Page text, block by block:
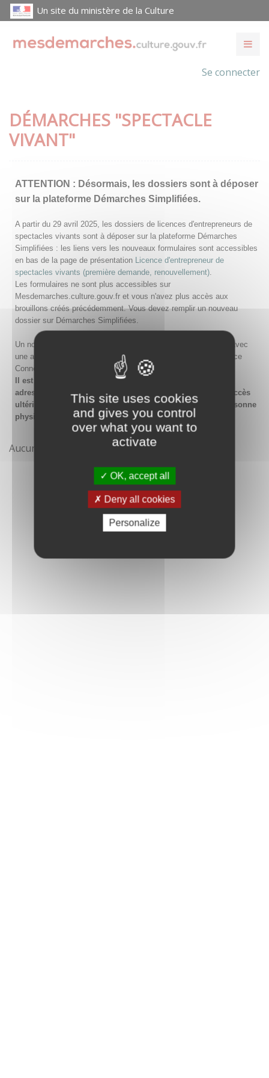
This site uses cookies
and gives you control
over what you want to
activate
OK, accept all
Deny all cookies
Personalize
Un site du ministère de la Culture
Se connecter
DÉMARCHES "SPECTACLE
VIVANT"
ATTENTION : Désormais, les dossiers sont à déposer
sur la plateforme Démarches Simplifiées.
A partir du 29 avril 2025, les dossiers de licences d'entrepreneurs de
spectacles vivants sont à déposer sur la plateforme Démarches
Simplifiées : les liens vers les nouveaux formulaires sont accessibles
en bas de la page de présentation Licence d'entrepreneur de
spectacles vivants (première demande, renouvellement).
Les formulaires ne sont plus accessibles sur
Mesdemarches.culture.gouv.fr et vous n'avez plus accès aux
brouillons créés précédemment. Vous devez remplir un nouveau
dossier sur Démarches Simplifiées.
Un nouveau compte doit être créé sur Démarches Simplifiées avec
une adresse email et un mot de passe, ou en passant par France
Connect.
Il est conseillé lors de la création du compte de saisir une
adresse email générique de l'organisme afin de garantir l'accès
ultérieur au compte même en cas de changement de la personne
physique gestionnaire.
Aucune démarche pour le moment